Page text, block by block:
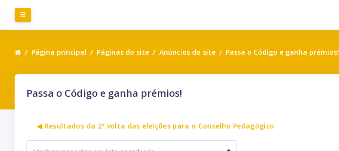
Ir para o conteúdo principal
Página principal Páginas do site Anúncios do site Passa o Código e ganha prémios!
Passa o Código e ganha prémios!
◀︎ Resultados da 2ª volta das eleições para o Conselho Pedagógico